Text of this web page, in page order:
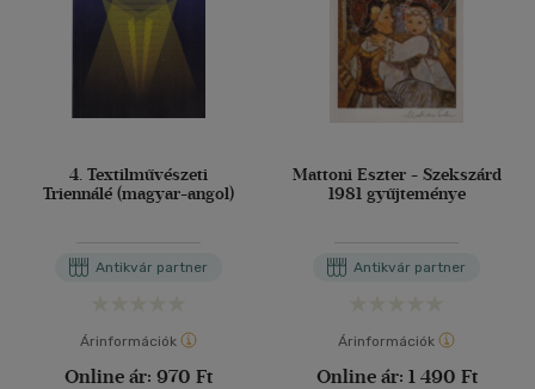
4. Textilművészeti
Triennálé (magyar-angol)
Antikvár partner
Árinformációk
Online ár: 970 Ft
Mattoni Eszter - Szekszárd
1981 gyűjteménye
Antikvár partner
Árinformációk
Online ár: 1 490 Ft